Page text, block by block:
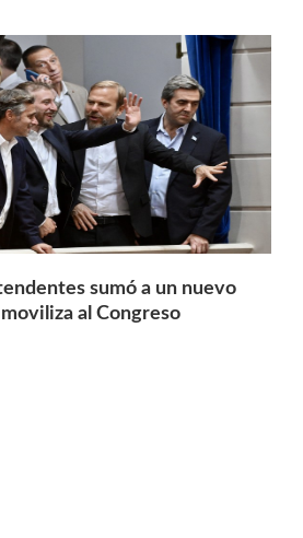
sumó a un nuevo
al Congreso